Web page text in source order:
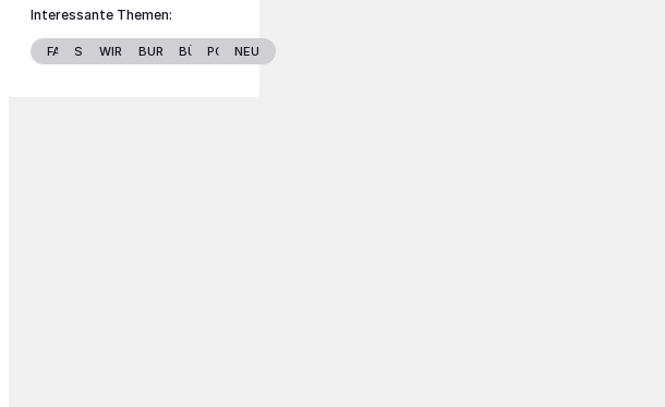
Interessante Themen:
FAMILIESTARSWIRTSCHAFTBURGENLAND
BÜCHERPOLITIK
NEU